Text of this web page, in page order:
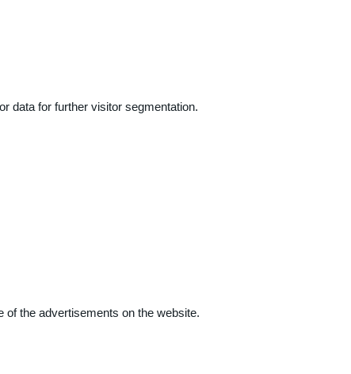
data for further visitor segmentation.
the advertisements on the website.